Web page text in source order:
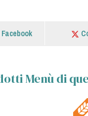
Menù di